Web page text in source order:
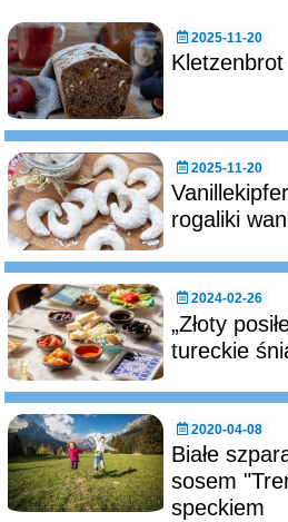
2025-11-20
2025-11-20
rogaliki
2024-02-26
„Złoty
tureckie
2020-04-08
Białe
sosem
speckiem